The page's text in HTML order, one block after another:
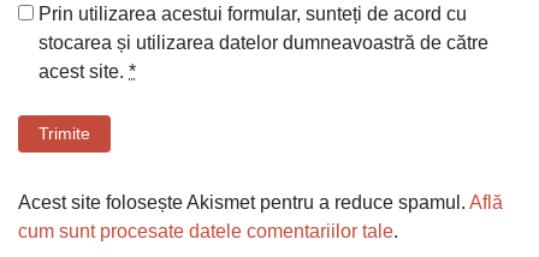
Prin utilizarea acestui formular, sunteți de acord cu
stocarea și utilizarea datelor dumneavoastră de către
acest site. *
Trimite
Acest site folosește Akismet pentru a reduce spamul. Află
cum sunt procesate datele comentariilor tale.